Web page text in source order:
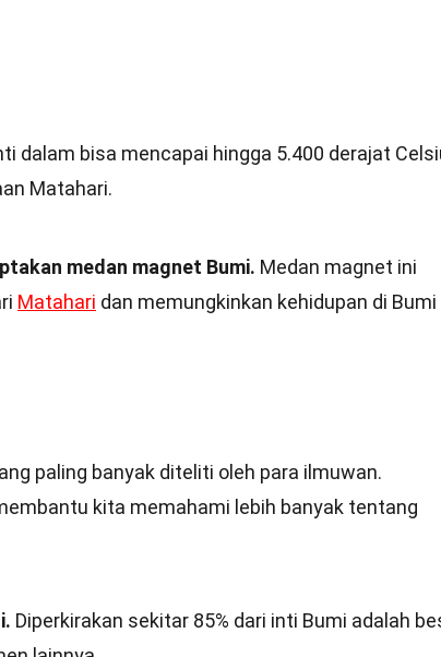
dalam bisa mencapai hingga 5.400 derajat
Matahari.
medan magnet Bumi. Medan magnet ini
Matahari dan memungkinkan kehidupan di Bumi
paling banyak diteliti oleh para ilmuwan.
kita memahami lebih banyak tentang
Diperkirakan sekitar 85% dari inti Bumi adalah